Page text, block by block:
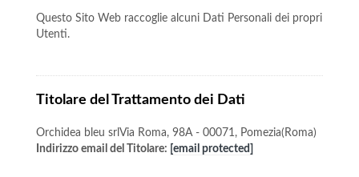
Questo Sito Web raccoglie alcuni Dati Personali dei propri
Utenti.
Titolare del Trattamento dei Dati
Orchidea bleu srlVia Roma, 98A - 00071, Pomezia(Roma)
Indirizzo email del Titolare: [email protected]